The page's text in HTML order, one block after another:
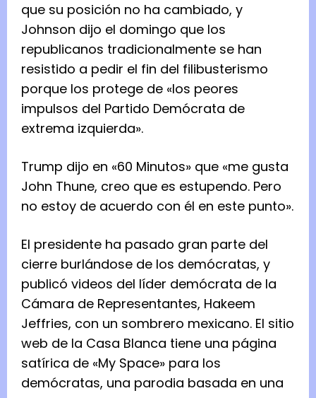
que su posición no ha cambiado, y
Johnson dijo el domingo que los
republicanos tradicionalmente se han
resistido a pedir el fin del filibusterismo
porque los protege de «los peores
impulsos del Partido Demócrata de
extrema izquierda».
Trump dijo en «60 Minutos» que «me gusta
John Thune, creo que es estupendo. Pero
no estoy de acuerdo con él en este punto».
El presidente ha pasado gran parte del
cierre burlándose de los demócratas, y
publicó videos del líder demócrata de la
Cámara de Representantes, Hakeem
Jeffries, con un sombrero mexicano. El sitio
web de la Casa Blanca tiene una página
satírica de «My Space» para los
demócratas, una parodia basada en una